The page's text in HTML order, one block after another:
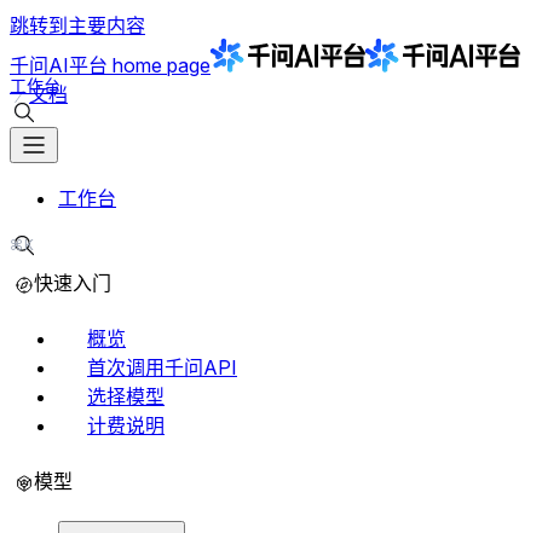
跳转到主要内容
千问AI平台 home page
文档
工作台
工作台
⌘K
快速入门
概览
首次调用千问API
选择模型
计费说明
模型